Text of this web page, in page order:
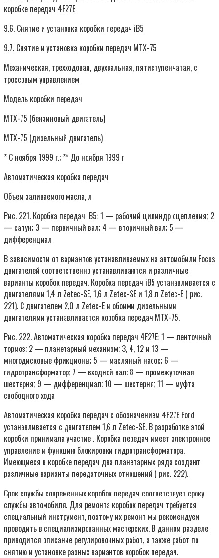
коробке передач 4F27E
9.6. Снятие и установка коробки передач iB5
9.7. Снятие и установка коробки передач МТХ-75
Механическая, трехходовая, двухвальная, пятиступенчатая, с
троссовым управлением
Модель коробки передач
MTX-75 (бензиновый двигатель)
MTX-75 (дизельный двигатель)
* С ноября 1999 г.; ** До ноября 1999 г
Автоматическая коробка передач
Объем заливаемого масла, л
Рис. 221. Коробка передач iB5: 1 — рабочий цилиндр сцепления; 2
— сапун; 3 — первичный вал; 4 — вторичный вал; 5 —
дифференциал
В зависимости от вариантов устанавливаемых на автомобили Focus
двигателей соответственно устанавливаются и различные
варианты коробок передач. Коробка передач iB5 устанавливается с
двигателями 1,4 л Zetec-SE, 1,6 л Zetec-SE и 1,8 л Zetec-E ( рис.
221). С двигателем 2,0 л Zetec-E и обоими дизельными
двигателями устанавливается коробка передач МТХ-75.
Рис. 222. Автоматическая коробка передач 4F27E: 1 — ленточный
тормоз; 2 — планетарный механизм; 3, 4, 12 и 13 —
многодисковые фрикционы; 5 — масляный насос; 6 —
гидротрансформатор; 7 — входной вал; 8 — промежуточная
шестерня; 9 — дифференциал; 10 — шестерня; 11 — муфта
свободного хода
Автоматическая коробка передач с обозначением 4F27E Ford
устанавливается с двигателем 1,6 л Zetec-SE. В разработке этой
коробки принимала участие . Коробка передач имеет электронное
управление и функцию блокировки гидротрансформатора.
Имеющиеся в коробке передач два планетарных ряда создают
различные варианты передаточных отношений ( рис. 222).
Срок службы современных коробок передач соответствует сроку
службы автомобиля. Для ремонта коробок передач требуется
специальный инструмент, поэтому их ремонт мы рекомендуем
проводить в специализированных мастерских. В данном разделе
приводится описание регулировочных работ, а также работ по
снятию и установке разных вариантов коробок передач.